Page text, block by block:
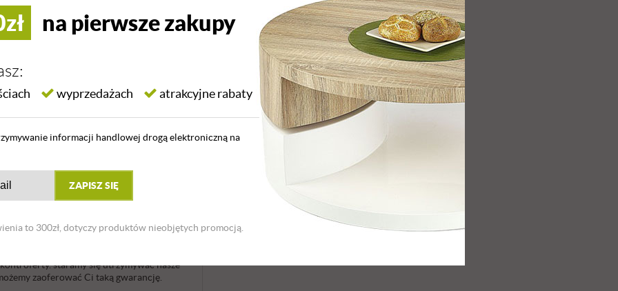
19,99zł
gwarancję najniższej ceny w Europie:
produkt od oferty
staramy się utrzymywać nasze
zaoferować Ci taką gwarancję.
na pierwsze zakupy
wyprzedażach atrakcyjne rabaty
informacji handlowej drogą elektroniczną na
ZAPISZ SIĘ
to 300zł, dotyczy produktów nieobjętych promocją.